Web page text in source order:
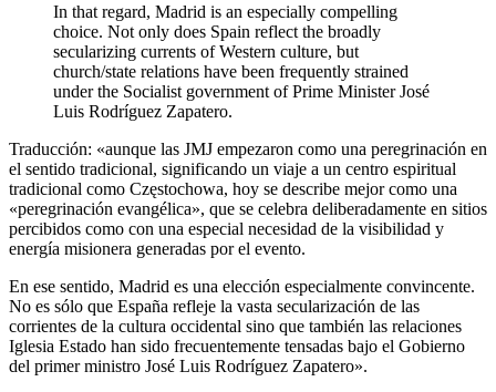
In that regard, Madrid is an especially compelling
choice. Not only does Spain reflect the broadly
secularizing currents of Western culture, but
church/state relations have been frequently strained
under the Socialist government of Prime Minister José
Luis Rodríguez Zapatero.
Traducción: «aunque las JMJ empezaron como una peregrinación en
el sentido tradicional, significando un viaje a un centro espiritual
tradicional como Częstochowa, hoy se describe mejor como una
«peregrinación evangélica», que se celebra deliberadamente en sitios
percibidos como con una especial necesidad de la visibilidad y
energía misionera generadas por el evento.
En ese sentido, Madrid es una elección especialmente convincente.
No es sólo que España refleje la vasta secularización de las
corrientes de la cultura occidental sino que también las relaciones
Iglesia Estado han sido frecuentemente tensadas bajo el Gobierno
del primer ministro José Luis Rodríguez Zapatero».